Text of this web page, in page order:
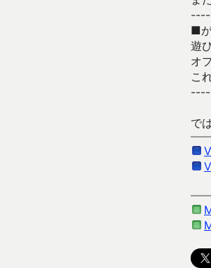
■
遊
オ
こ
では